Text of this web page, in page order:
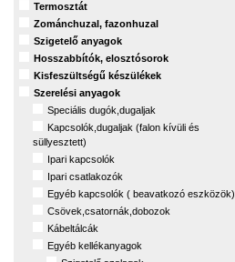
Termosztát
Zománchuzal, fazonhuzal
Szigetelő anyagok
Hosszabbítók, elosztósorok
Kisfeszültségű készülékek
Szerelési anyagok
Speciális dugók,dugaljak
Kapcsolók,dugaljak (falon kívüli és
süllyesztett)
Ipari kapcsolók
Ipari csatlakozók
Egyéb kapcsolók ( beavatkozó eszközök)
Csövek,csatornák,dobozok
Kábeltálcák
Egyéb kellékanyagok